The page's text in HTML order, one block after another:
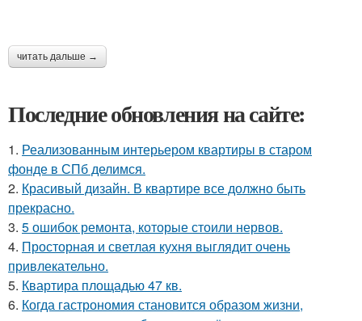
читать дальше →
Последние обновления на сайте:
1. Реализованным интерьером квартиры в старом
фонде в СПб делимся.
2. Красивый дизайн. В квартире все должно быть
прекрасно.
3. 5 ошибок ремонта, которые стоили нервов.
4. Просторная и светлая кухня выглядит очень
привлекательно.
5. Квартира площадью 47 кв.
6. Когда гастрономия становится образом жизни,